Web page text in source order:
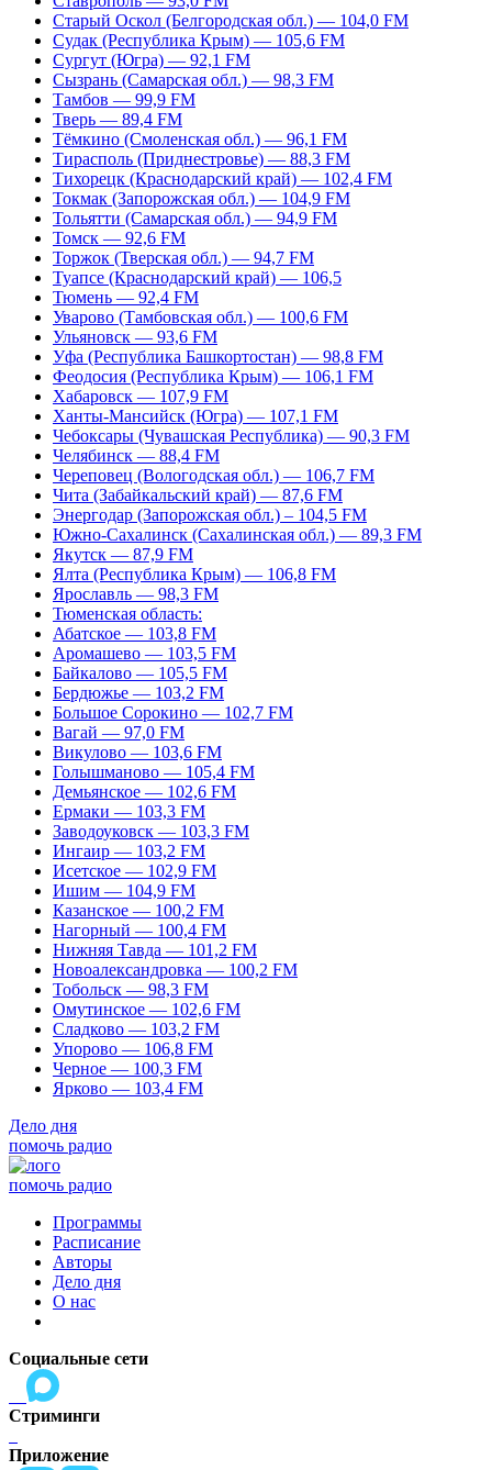
Старый Оскол (Белгородская обл.) — 104,0 FM
Судак (Республика Крым) — 105,6 FM
Сургут (Югра) — 92,1 FM
Сызрань (Самарская обл.) — 98,3 FM
Тамбов — 99,9 FM
Тверь — 89,4 FM
Тёмкино (Смоленская обл.) — 96,1 FM
Тирасполь (Приднестровье) — 88,3 FM
Тихорецк (Краснодарский край) — 102,4 FM
Токмак (Запорожская обл.) — 104,9 FM
Тольятти (Самарская обл.) — 94,9 FM
Томск — 92,6 FM
Торжок (Тверская обл.) — 94,7 FM
Туапсе (Краснодарский край) — 106,5
Тюмень — 92,4 FM
Уварово (Тамбовская обл.) — 100,6 FM
Ульяновск — 93,6 FM
Уфа (Республика Башкортостан) — 98,8 FM
Феодосия (Республика Крым) — 106,1 FM
Хабаровск — 107,9 FM
Ханты-Мансийск (Югра) — 107,1 FM
Чебоксары (Чувашская Республика) — 90,3 FM
Челябинск — 88,4 FM
Череповец (Вологодская обл.) — 106,7 FM
Чита (Забайкальский край) — 87,6 FM
Энергодар (Запорожская обл.) – 104,5 FM
Южно-Сахалинск (Сахалинская обл.) — 89,3 FM
Якутск — 87,9 FM
Ялта (Республика Крым) — 106,8 FM
Ярославль — 98,3 FM
Тюменская область:
Абатское — 103,8 FM
Аромашево — 103,5 FM
Байкалово — 105,5 FM
Бердюжье — 103,2 FM
Большое Сорокино — 102,7 FM
Вагай — 97,0 FM
Викулово — 103,6 FM
Голышманово — 105,4 FM
Демьянское — 102,6 FM
Ермаки — 103,3 FM
Заводоуковск — 103,3 FM
Ингаир — 103,2 FM
Исетское — 102,9 FM
Ишим — 104,9 FM
Казанское — 100,2 FM
Нагорный — 100,4 FM
Нижняя Тавда — 101,2 FM
Новоалександровка — 100,2 FM
Тобольск — 98,3 FM
Омутинское — 102,6 FM
Сладково — 103,2 FM
Упорово — 106,8 FM
Черное — 100,3 FM
Ярково — 103,4 FM
Дело дня
помочь радио
помочь радио
Программы
Расписание
Авторы
Дело дня
О нас
Социальные сети
Стриминги
Приложение